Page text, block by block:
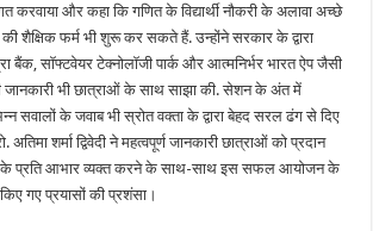
करवाया और कहा कि गणित के विद्यार्थी नौकरी के अलावा अच्छे
शैक्षिक फर्म भी शुरू कर सकते हैं. उन्होंने सरकार के द्वारा
बैंक, सॉफ्टवेयर टेक्नोलॉजी पार्क और आत्मनिर्भर भारत ऐप जैसी
जानकारी भी छात्राओं के साथ साझा की. सेशन के अंत में
सवालों के जवाब भी स्रोत वक्ता के द्वारा बेहद सरल ढंग से दिए
अतिमा शर्मा द्विवेदी ने महत्वपूर्ण जानकारी छात्राओं को प्रदान
के प्रति आभार व्यक्त करने के साथ-साथ इस सफल आयोजन के
किए गए प्रयासों की प्रशंसा।